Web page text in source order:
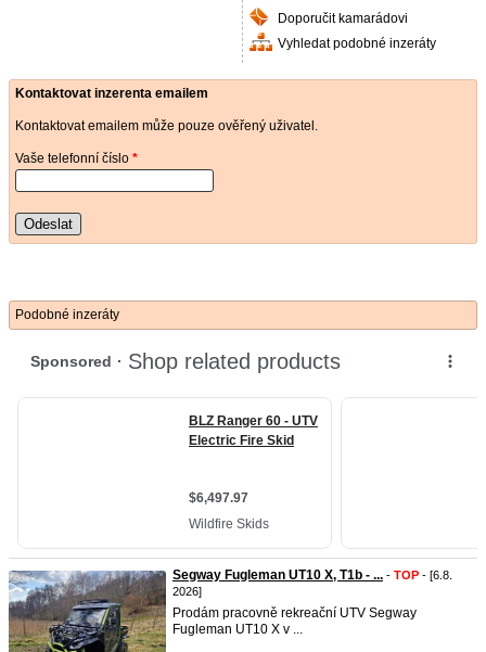
Doporučit kamarádovi
Vyhledat podobné inzeráty
Kontaktovat inzerenta emailem
Kontaktovat emailem může pouze ověřený uživatel.
Vaše telefonní číslo *
Odeslat
Podobné inzeráty
Segway Fugleman UT10 X, T1b - ... - TOP - [6.8.
2026]
Prodám pracovně rekreační UTV Segway
Fugleman UT10 X v ...